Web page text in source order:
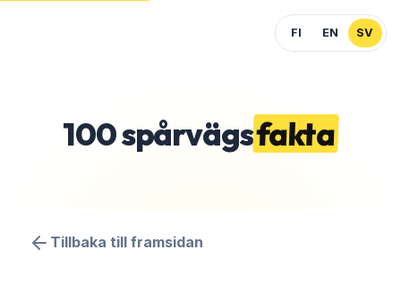
FI EN SV
100spårvägsfakta
Tillbaka till framsidan